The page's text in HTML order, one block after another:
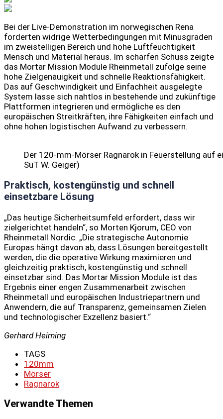
Bei der Live-Demonstration im norwegischen Rena
forderten widrige Wetterbedingungen mit Minusgraden
im zweistelligen Bereich und hohe Luftfeuchtigkeit
Mensch und Material heraus. Im scharfen Schuss zeigte
das Mortar Mission Module Rheinmetall zufolge seine
hohe Zielgenauigkeit und schnelle Reaktionsfähigkeit.
Das auf Geschwindigkeit und Einfachheit ausgelegte
System lasse sich nahtlos in bestehende und zukünftige
Plattformen integrieren und ermögliche es den
europäischen Streitkräften, ihre Fähigkeiten einfach und
ohne hohen logistischen Aufwand zu verbessern.
Der 120-mm-Mörser Ragnarok in Feuerstellung auf
SuT W. Geiger)
Praktisch, kostengünstig und schnell
einsetzbare Lösung
„Das heutige Sicherheitsumfeld erfordert, dass wir
zielgerichtet handeln“, so Morten Kjorum, CEO von
Rheinmetall Nordic. „Die strategische Autonomie
Europas hängt davon ab, dass Lösungen bereitgestellt
werden, die die operative Wirkung maximieren und
gleichzeitig praktisch, kostengünstig und schnell
einsetzbar sind. Das Mortar Mission Module ist das
Ergebnis einer engen Zusammenarbeit zwischen
Rheinmetall und europäischen Industriepartnern und
Anwendern, die auf Transparenz, gemeinsamen Zielen
und technologischer Exzellenz basiert.“
Gerhard Heiming
TAGS
120mm
Mörser
Ragnarok
Verwandte Themen